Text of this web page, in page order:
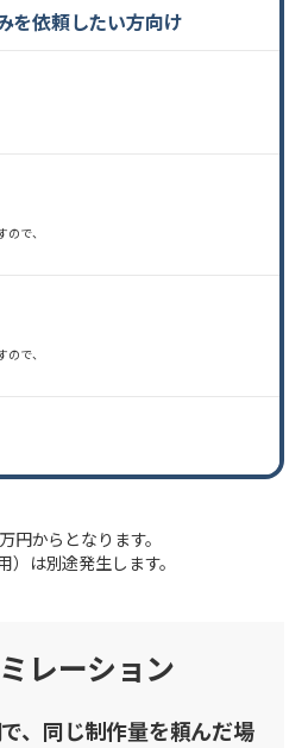
を依頼したい方向け
で、
で、
からとなります。
は別途発生します。
レーション
、同じ制作量を頼んだ場